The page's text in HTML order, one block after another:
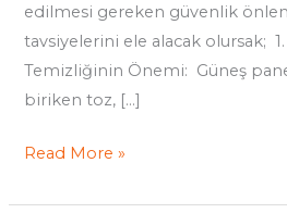
edilmesi gereken güvenlik
tavsiyelerini ele alacak olursak;
Temizliğinin Önemi: Güneş
biriken toz, […]
Read More »